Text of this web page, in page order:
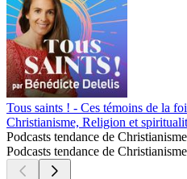
Tous saints ! - Ces témoins de la
Christianisme, Religion et
Podcasts tendance de Christianisme
Podcasts tendance de Christianisme